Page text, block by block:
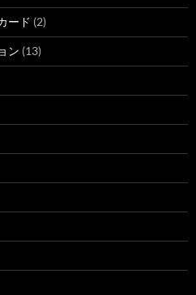
ード (2)
ン (13)